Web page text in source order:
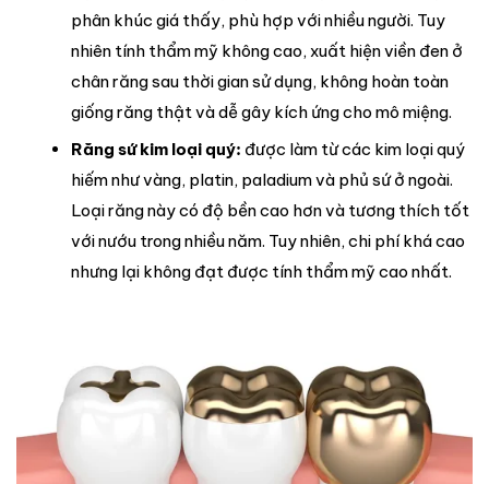
phân khúc giá thấy, phù hợp với nhiều người. Tuy
nhiên tính thẩm mỹ không cao, xuất hiện viền đen ở
chân răng sau thời gian sử dụng, không hoàn toàn
giống răng thật và dễ gây kích ứng cho mô miệng.
Răng sứ kim loại quý: được làm từ các kim loại quý
hiếm như vàng, platin, paladium và phủ sứ ở ngoài.
Loại răng này có độ bền cao hơn và tương thích tốt
với nướu trong nhiều năm. Tuy nhiên, chi phí khá cao
nhưng lại không đạt được tính thẩm mỹ cao nhất.